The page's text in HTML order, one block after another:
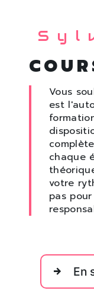
Vous
est
chaque
votre
pas
En